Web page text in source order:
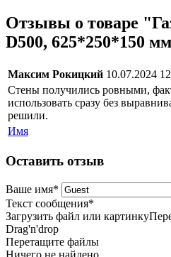
Отзывы о товаре
D500, 625*250*150
Максим Рокицкий 10.07.2024
Стены получились ровными,
использовать сразу без
решили.
Имя
Оставить отзыв
Ваше имя*
Текст сообщения*
Загрузить файл или картинку
Drag'n'drop
Перетащите файлы
Ничего не найдено